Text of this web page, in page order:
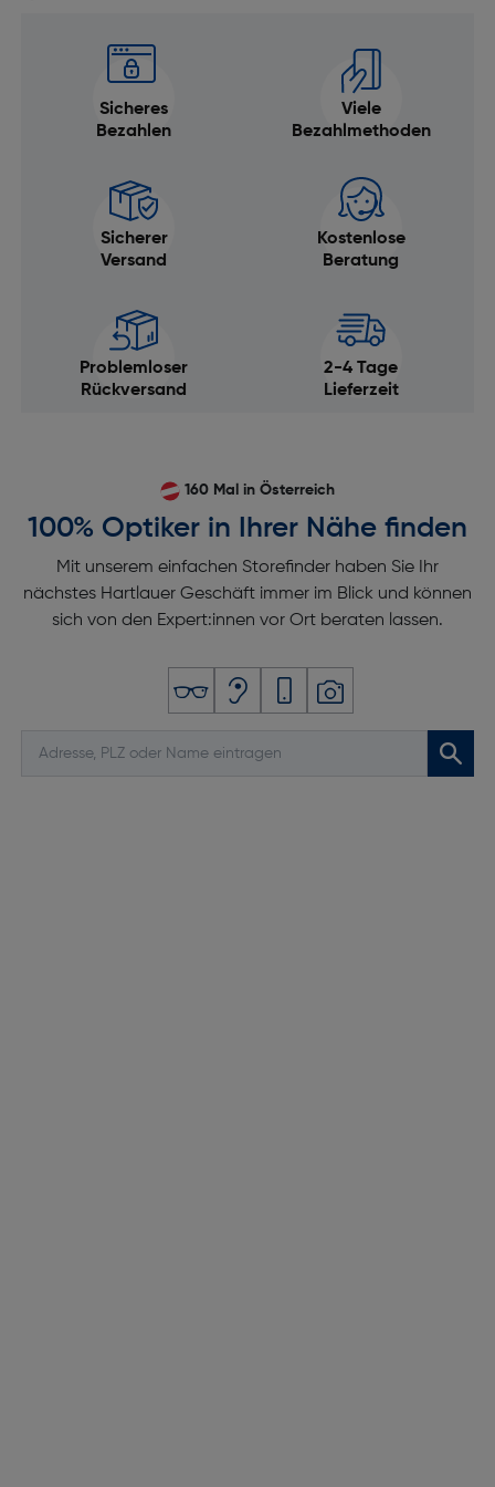
Sicheres
Bezahlen
Viele
Bezahlmethoden
Sicherer
Versand
Kostenlose
Beratung
Problemloser
Rückversand
2-4 Tage
Lieferzeit
160 Mal in Österreich
100% Optiker in Ihrer Nähe finden
Mit unserem einfachen Storefinder haben Sie Ihr
nächstes Hartlauer Geschäft immer im Blick und können
sich von den Expert:innen vor Ort beraten lassen.